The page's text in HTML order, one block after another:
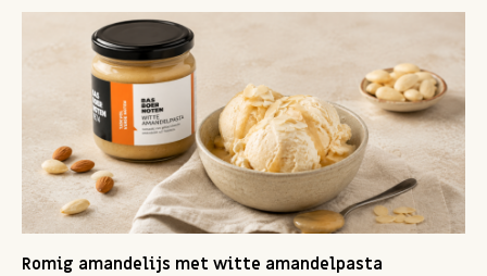
Romig amandelijs met witte amandelpasta